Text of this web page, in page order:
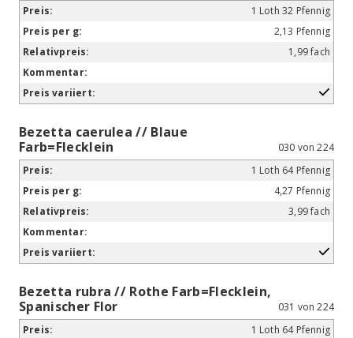
1 Loth 32 Pfennig
2,13 Pfennig
1,99 fach
Bezetta caerulea // Blaue
Farb=Flecklein
030 von 224
1 Loth 64 Pfennig
4,27 Pfennig
3,99 fach
Bezetta rubra // Rothe Farb=Flecklein,
Spanischer Flor
031 von 224
1 Loth 64 Pfennig